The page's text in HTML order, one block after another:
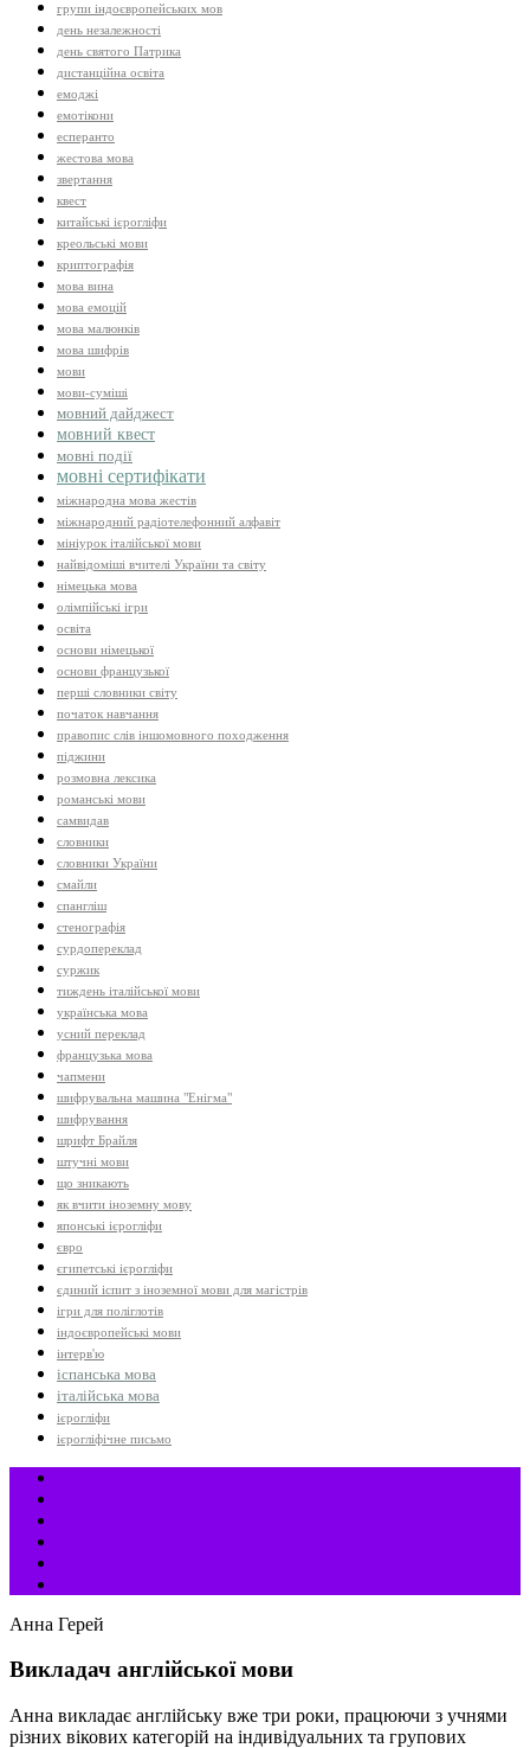
групи індоєвропейських мов
день незалежності
день святого Патрика
дистанційна освіта
емоджі
емотікони
есперанто
жестова мова
звертання
квест
китайські ієрогліфи
креольські мови
криптографія
мова вина
мова емоцій
мова малюнків
мова шифрів
мови
мови-суміші
мовний дайджест
мовний квест
мовні події
мовні сертифікати
міжнародна мова жестів
міжнародний радіотелефонний алфавіт
мініурок італійської мови
найвідоміші вчителі України та світу
німецька мова
олімпійські ігри
освіта
основи німецької
основи французької
перші словники світу
початок навчання
правопис слів іншомовного походження
піджини
розмовна лексика
романські мови
самвидав
словники
словники України
смайли
спангліш
стенографія
сурдопереклад
суржик
тиждень італійської мови
українська мова
усний переклад
французька мова
чапмени
шифрувальна машина "Енігма"
шифрування
шрифт Брайля
штучні мови
що зникають
як вчити іноземну мову
японські ієрогліфи
євро
єгипетські ієрогліфи
єдиний іспит з іноземної мови для магістрів
ігри для поліглотів
індоєвропейські мови
інтерв'ю
іспанська мова
італійська мова
ієрогліфи
ієрогліфічне письмо
Анна Герей
Викладач англійської мови
Анна викладає англійську вже три роки, працюючи з учнями
різних вікових категорій на індивідуальних та групових